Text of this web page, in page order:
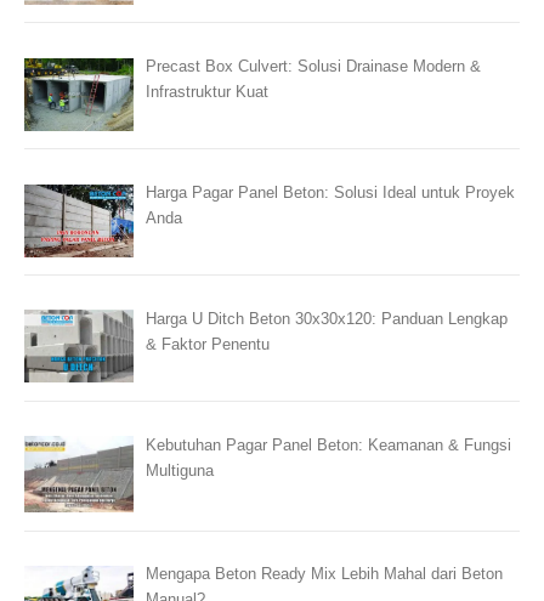
Precast Box Culvert: Solusi Drainase Modern &
Infrastruktur Kuat
Harga Pagar Panel Beton: Solusi Ideal untuk Proyek
Anda
Harga U Ditch Beton 30x30x120: Panduan Lengkap
& Faktor Penentu
Kebutuhan Pagar Panel Beton: Keamanan & Fungsi
Multiguna
Mengapa Beton Ready Mix Lebih Mahal dari Beton